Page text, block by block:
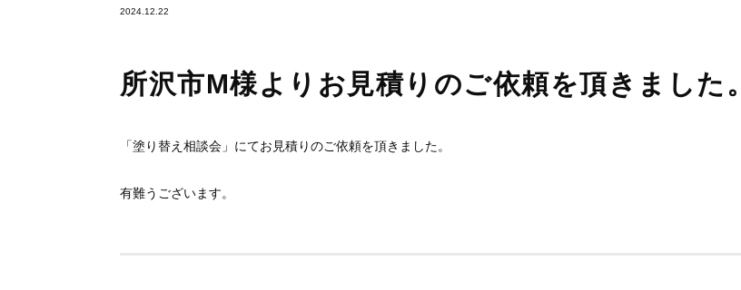
2024.12.22
所沢市M様よりお見積りのご依頼を頂きました。
「塗り替え相談会」にてお見積りのご依頼を頂きました。
有難うございます。